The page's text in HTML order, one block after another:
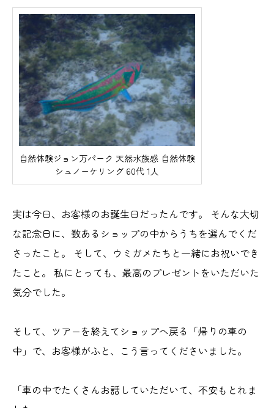
自然体験ジョン万パーク 天然水族感 自然体験
シュノーケリング 60代 1人
実は今日、お客様のお誕生日だったんです。 そんな大切
な記念日に、数あるショップの中からうちを選んでくだ
さったこと。 そして、ウミガメたちと一緒にお祝いでき
たこと。 私にとっても、最高のプレゼントをいただいた
気分でした。
そして、ツアーを終えてショップへ戻る「帰りの車の
中」で、お客様がふと、こう言ってくださいました。
「車の中でたくさんお話していただいて、不安もとれま